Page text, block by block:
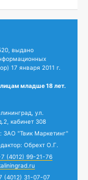
выдано
17 января 2011 г.
младше 18 лет.
ул.
кабинет 308
ЗАО "Твик Маркетинг"
Обрехт О.Г.
(4012) 99-21-76
(4012) 31-07-07